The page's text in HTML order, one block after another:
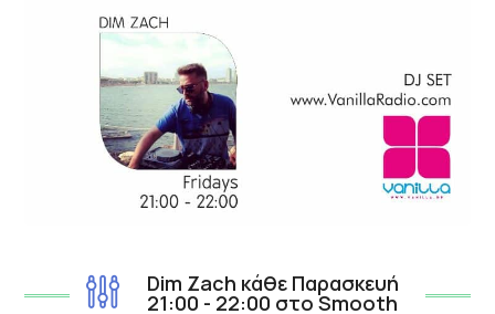
Dim Zach κάθε Παρασκευή
21:00 - 22:00 στο Smooth